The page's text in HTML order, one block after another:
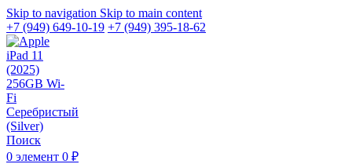
Skip to navigation Skip to main content
+7 (949) 649-10-19 +7 (949) 395-18-62
Поиск
0 элемент 0 ₽